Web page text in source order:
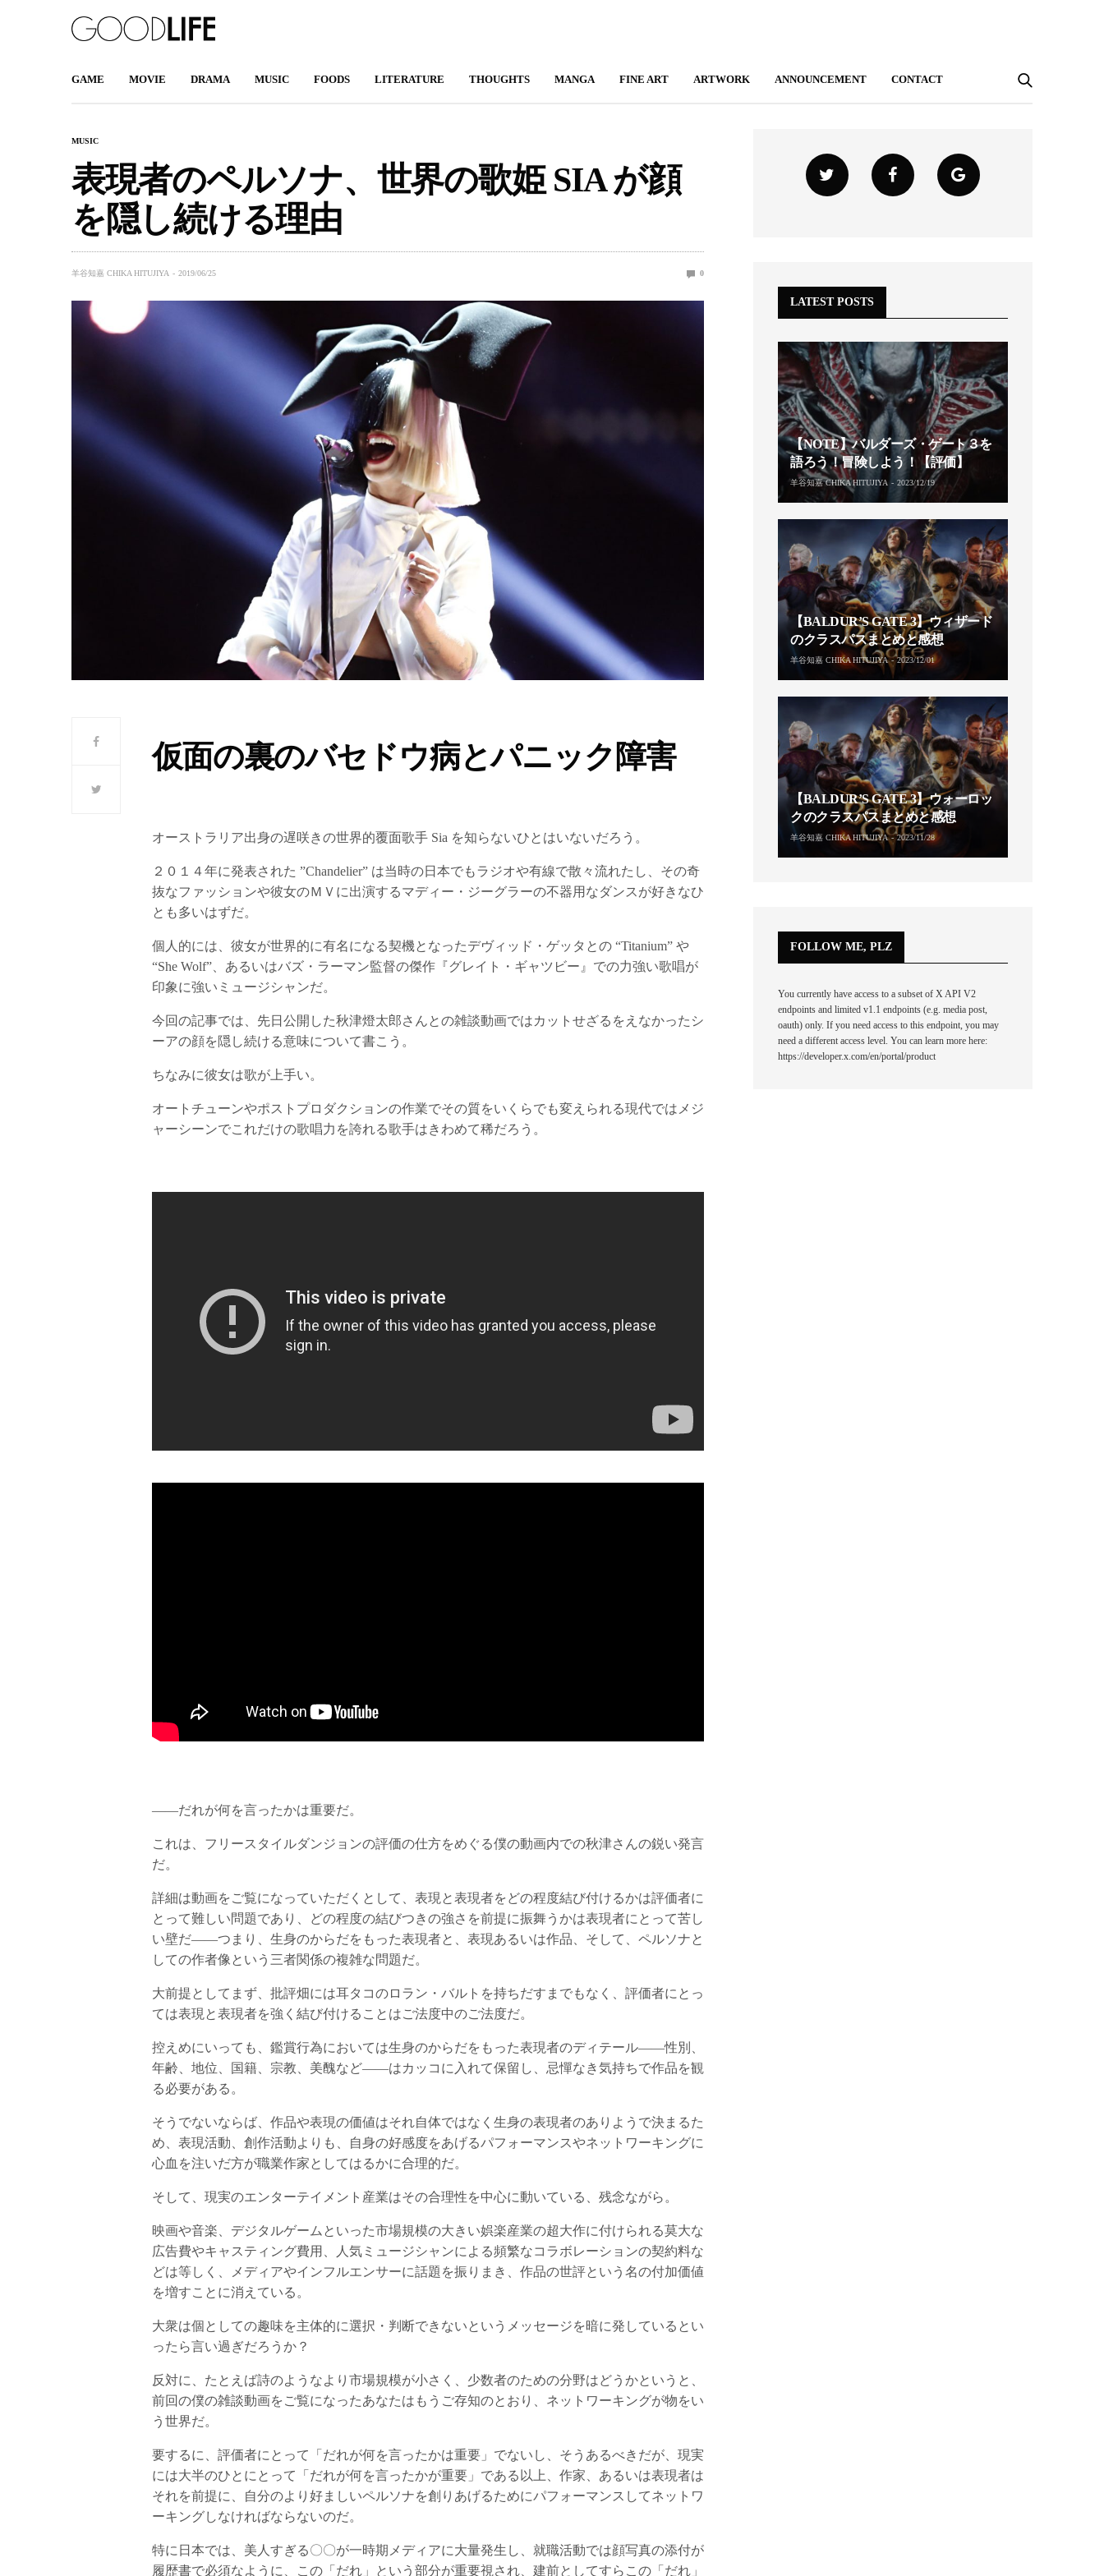
GAME MOVIE DRAMA MUSIC FOODS LITERATURE THOUGHTS MANGA FINE ART ARTWORK ANNOUNCEMENT CONTACT
MUSIC
表現者のペルソナ、世界の歌姫 SIA が顔
を隠し続ける理由
羊谷知嘉 CHIKA HITUJIYA 2019/06/25 0
仮面の裏のバセドウ病とパニック障害
オーストラリア出身の遅咲きの世界的覆面歌手 Sia を知らないひとはいないだろう。
２０１４年に発表された ”Chandelier” は当時の日本でもラジオや有線で散々流れたし、その奇
抜なファッションや彼女のＭＶに出演するマディー・ジーグラーの不器用なダンスが好きなひ
とも多いはずだ。
個人的には、彼女が世界的に有名になる契機となったデヴィッド・ゲッタとの “Titanium” や
“She Wolf”、あるいはバズ・ラーマン監督の傑作『グレイト・ギャツビー』での力強い歌唱が
印象に強いミュージシャンだ。
今回の記事では、先日公開した秋津燈太郎さんとの雑談動画ではカットせざるをえなかったシ
ーアの顔を隠し続ける意味について書こう。
ちなみに彼女は歌が上手い。
オートチューンやポストプロダクションの作業でその質をいくらでも変えられる現代ではメジ
ャーシーンでこれだけの歌唱力を誇れる歌手はきわめて稀だろう。
――だれが何を言ったかは重要だ。
これは、フリースタイルダンジョンの評価の仕方をめぐる僕の動画内での秋津さんの鋭い発言
だ。
詳細は動画をご覧になっていただくとして、表現と表現者をどの程度結び付けるかは評価者に
とって難しい問題であり、どの程度の結びつきの強さを前提に振舞うかは表現者にとって苦し
い壁だ――つまり、生身のからだをもった表現者と、表現あるいは作品、そして、ペルソナと
しての作者像という三者関係の複雑な問題だ。
大前提としてまず、批評畑には耳タコのロラン・バルトを持ちだすまでもなく、評価者にとっ
ては表現と表現者を強く結び付けることはご法度中のご法度だ。
控えめにいっても、鑑賞行為においては生身のからだをもった表現者のディテール――性別、
年齢、地位、国籍、宗教、美醜など――はカッコに入れて保留し、忌憚なき気持ちで作品を観
る必要がある。
そうでないならば、作品や表現の価値はそれ自体ではなく生身の表現者のありようで決まるた
め、表現活動、創作活動よりも、自身の好感度をあげるパフォーマンスやネットワーキングに
心血を注いだ方が職業作家としてはるかに合理的だ。
そして、現実のエンターテイメント産業はその合理性を中心に動いている、残念ながら。
映画や音楽、デジタルゲームといった市場規模の大きい娯楽産業の超大作に付けられる莫大な
広告費やキャスティング費用、人気ミュージシャンによる頻繁なコラボレーションの契約料な
どは等しく、メディアやインフルエンサーに話題を振りまき、作品の世評という名の付加価値
を増すことに消えている。
大衆は個としての趣味を主体的に選択・判断できないというメッセージを暗に発しているとい
ったら言い過ぎだろうか？
反対に、たとえば詩のようなより市場規模が小さく、少数者のための分野はどうかというと、
前回の僕の雑談動画をご覧になったあなたはもうご存知のとおり、ネットワーキングが物をい
う世界だ。
要するに、評価者にとって「だれが何を言ったかは重要」でないし、そうあるべきだが、現実
には大半のひとにとって「だれが何を言ったかが重要」である以上、作家、あるいは表現者は
それを前提に、自分のより好ましいペルソナを創りあげるためにパフォーマンスしてネットワ
ーキングしなければならないのだ。
特に日本では、美人すぎる〇〇が一時期メディアに大量発生し、就職活動では顔写真の添付が
履歴書で必須なように、この「だれ」という部分が重要視され、建前としてすらこの「だれ」
LATEST POSTS
【NOTE】バルダーズ・ゲート３を
語ろう！冒険しよう！【評価】
羊谷知嘉 CHIKA HITUJIYA 2023/12/19
【BALDUR’S GATE 3】ウィザード
のクラスパスまとめと感想
羊谷知嘉 CHIKA HITUJIYA 2023/12/01
【BALDUR’S GATE 3】ウォーロッ
クのクラスパスまとめと感想
羊谷知嘉 CHIKA HITUJIYA 2023/11/28
FOLLOW ME, PLZ
You currently have access to a subset of X API V2
endpoints and limited v1.1 endpoints (e.g. media post,
oauth) only. If you need access to this endpoint, you may
need a different access level. You can learn more here:
https://developer.x.com/en/portal/product